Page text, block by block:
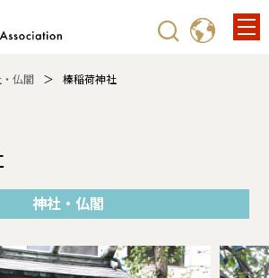
仏閣 榛稲荷神社
神社・仏閣